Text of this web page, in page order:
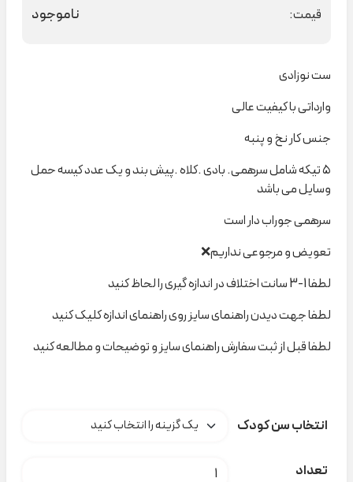
قیمت: ناموجود
ست نوزادی
وارداتی با کیفیت عالی
جنس کار نخ و پنبه
۵ تیکه شامل سرهمی. بادی .کلاه .پیش بند و یک عدد کیسه حمل
وسایل می باشد
سرهمی جوراب دار است
تعویض و مرجوعی نداریم❌
لطفا 1-3 سانت اختلاف در اندازه گیری را لحاظ کنید
لطفا جهت دیدن راهنمای سایز روی راهنمای اندازه کلیک کنید
لطفا قبل از ثبت سفارش راهنمای سایز و توضیحات و مطالعه کنید
انتخاب سن کودک
تعداد